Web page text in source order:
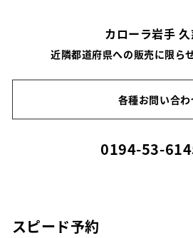
カローラ岩手
近隣都道府県への販売に限ら
各種お問い合わ
0194-53-
スピード予約